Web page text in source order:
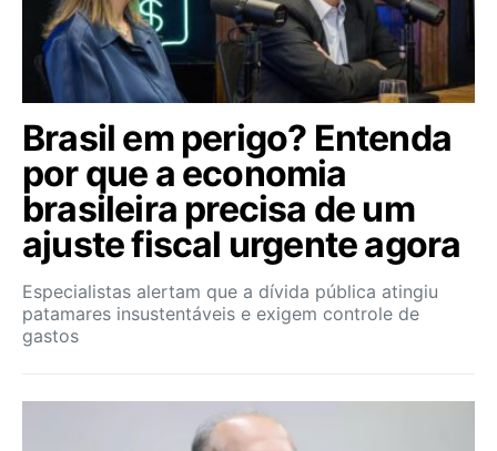
Brasil em perigo? Entenda
por que a economia
brasileira precisa de um
ajuste fiscal urgente agora
Especialistas alertam que a dívida pública atingiu
patamares insustentáveis e exigem controle de
gastos